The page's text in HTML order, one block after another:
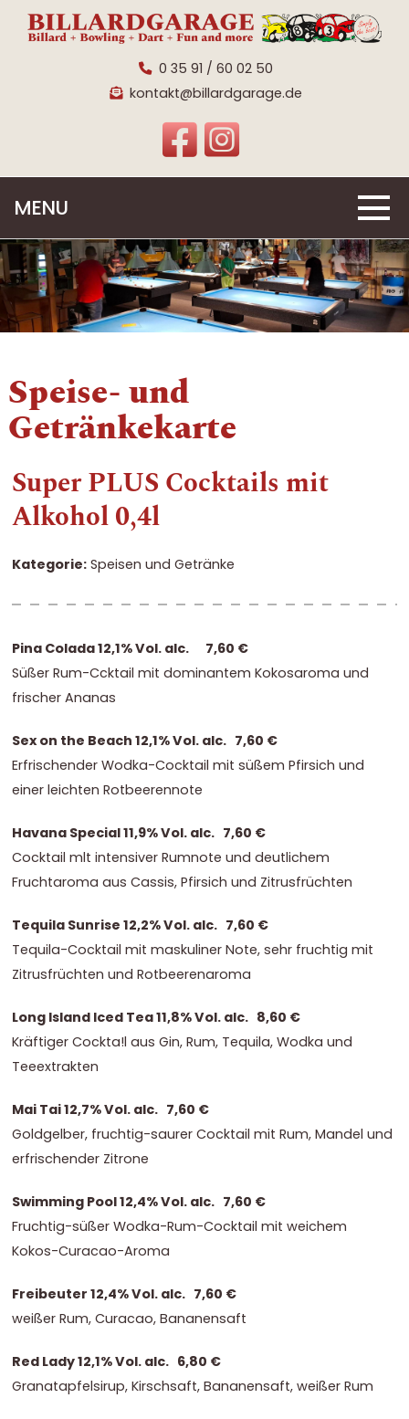
0 35 91 / 60 02 50
kontakt@billardgarage.de
MENU
Speise- und
Getränkekarte
Super PLUS Cocktails mit
Alkohol 0,4l
Kategorie: Speisen und Getränke
Pina Colada 12,1% Vol. alc. 7,60 €
Süßer Rum-Ccktail mit dominantem Kokosaroma und
frischer Ananas
Sex on the Beach 12,1% Vol. alc. 7,60 €
Erfrischender Wodka-Cocktail mit süßem Pfirsich und
einer leichten Rotbeerennote
Havana Special 11,9% Vol. alc. 7,60 €
Cocktail mlt intensiver Rumnote und deutlichem
Fruchtaroma aus Cassis, Pfirsich und Zitrusfrüchten
Tequila Sunrise 12,2% Vol. alc. 7,60 €
Tequila-Cocktail mit maskuliner Note, sehr fruchtig mit
Zitrusfrüchten und Rotbeerenaroma
Long Island Iced Tea 11,8% Vol. alc. 8,60 €
Kräftiger Cockta!l aus Gin, Rum, Tequila, Wodka und
Teeextrakten
Mai Tai 12,7% Vol. alc. 7,60 €
Goldgelber, fruchtig-saurer Cocktail mit Rum, Mandel und
erfrischender Zitrone
Swimming Pool 12,4% Vol. alc. 7,60 €
Fruchtig-süßer Wodka-Rum-Cocktail mit weichem
Kokos-Curacao-Aroma
Freibeuter 12,4% Vol. alc. 7,60 €
weißer Rum, Curacao, Bananensaft
Red Lady 12,1% Vol. alc. 6,80 €
Granatapfelsirup, Kirschsaft, Bananensaft, weißer Rum